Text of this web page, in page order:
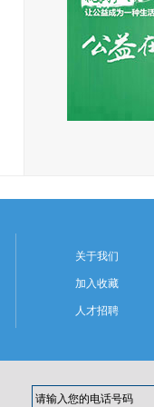
关于我们
加入收藏
人才招聘